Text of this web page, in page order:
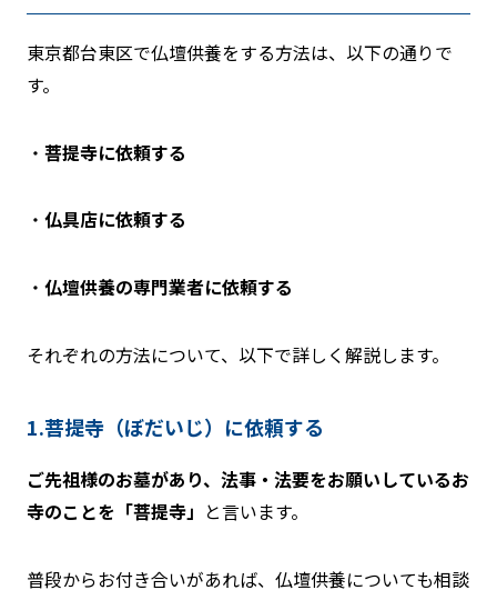
東京都台東区で仏壇供養をする方法は、以下の通りで
す。
・ 菩提寺に依頼する
・ 仏具店に依頼する
・ 仏壇供養の専門業者に依頼する
それぞれの方法について、以下で詳しく解説します。
1.菩提寺（ぼだいじ）に依頼する
ご先祖様のお墓があり、法事・法要をお願いしているお
寺のことを「菩提寺」 と言います。
普段からお付き合いがあれば、仏壇供養についても相談